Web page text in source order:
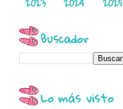
Buscador
Lo más visto